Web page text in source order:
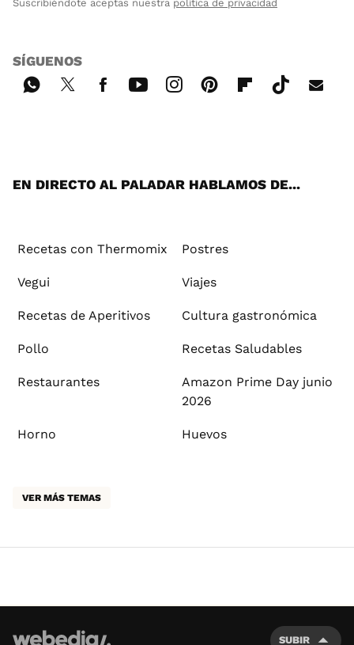
Suscribiéndote aceptas nuestra política de privacidad
SÍGUENOS
EN DIRECTO AL PALADAR HABLAMOS DE...
Recetas con Thermomix Postres
Vegui Viajes
Recetas de Aperitivos Cultura gastronómica
Pollo Recetas Saludables
Restaurantes
Amazon Prime Day junio
2026
Horno Huevos
VER MÁS TEMAS
SUBIR